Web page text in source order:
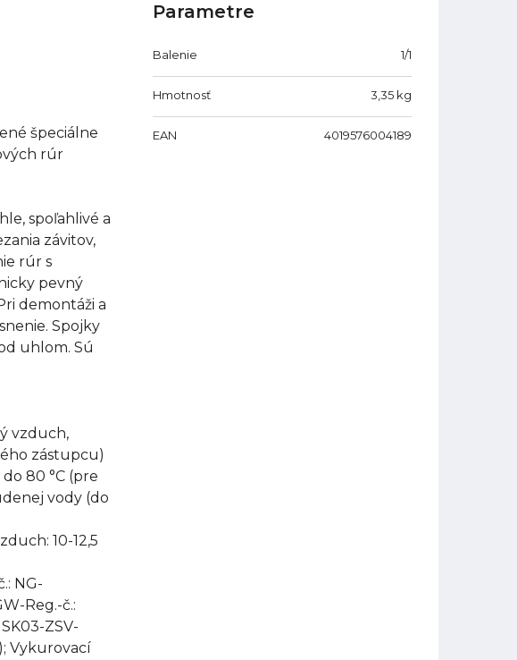
špeciálne
rúr
spoľahlivé a
závitov,
rúr s
pevný
demontáži a
Spojky
uhlom. Sú
vzduch,
zástupcu)
do 80 °C (pre
vody (do
10-12,5
NG-
Reg.-č.:
ZSV-
Vykurovací
Parametre
Balenie 1/1
Hmotnosť 3,35 kg
EAN 4019576004189